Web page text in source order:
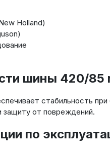
Holland)
шины 420/85
стабильность
защиту от повреждений.
по